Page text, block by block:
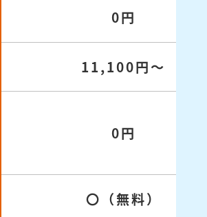
0円
11,100円～
0円
〇（無料）